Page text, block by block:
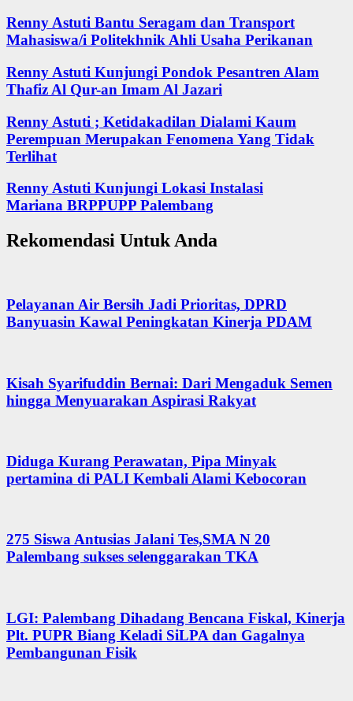
Renny Astuti Bantu Seragam dan Transport
Mahasiswa/i Politekhnik Ahli Usaha Perikanan
Renny Astuti Kunjungi Pondok Pesantren Alam
Thafiz Al Qur-an Imam Al Jazari
Renny Astuti ; Ketidakadilan Dialami Kaum
Perempuan Merupakan Fenomena Yang Tidak
Terlihat
Renny Astuti Kunjungi Lokasi Instalasi
Mariana BRPPUPP Palembang
Rekomendasi Untuk Anda
Pelayanan Air Bersih Jadi Prioritas, DPRD
Banyuasin Kawal Peningkatan Kinerja PDAM
Kisah Syarifuddin Bernai: Dari Mengaduk Semen
hingga Menyuarakan Aspirasi Rakyat
Diduga Kurang Perawatan, Pipa Minyak
pertamina di PALI Kembali Alami Kebocoran
275 Siswa Antusias Jalani Tes,SMA N 20
Palembang sukses selenggarakan TKA
LGI: Palembang Dihadang Bencana Fiskal, Kinerja
Plt. PUPR Biang Keladi SiLPA dan Gagalnya
Pembangunan Fisik